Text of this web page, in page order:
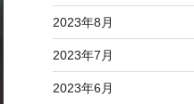
2023年8月
2023年7月
2023年6月